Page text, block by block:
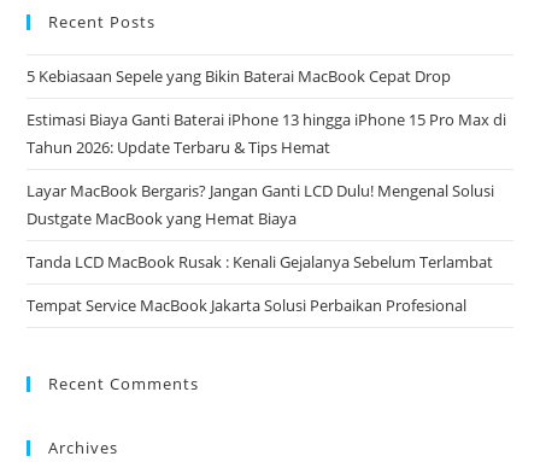
Recent Posts
5 Kebiasaan Sepele yang Bikin Baterai MacBook Cepat Drop
Estimasi Biaya Ganti Baterai iPhone 13 hingga iPhone 15 Pro Max di
Tahun 2026: Update Terbaru & Tips Hemat
Layar MacBook Bergaris? Jangan Ganti LCD Dulu! Mengenal Solusi
Dustgate MacBook yang Hemat Biaya
Tanda LCD MacBook Rusak : Kenali Gejalanya Sebelum Terlambat
Tempat Service MacBook Jakarta Solusi Perbaikan Profesional
Recent Comments
Archives